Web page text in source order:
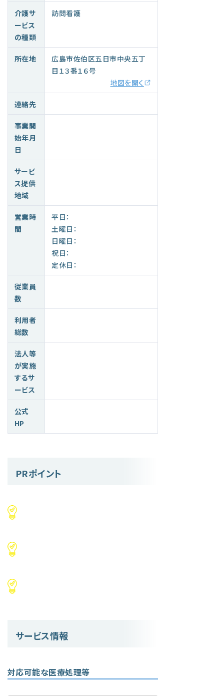
介護サ
ービス
の種類
訪問看護
所在地
広島市佐伯区五日市中央五丁
目１３番１６号
地図を開く
連絡先
事業開
始年月
日
サービ
ス提供
地域
営業時
間
平日：
土曜日：
日曜日：
祝日：
定休日：
従業員
数
利用者
総数
法人等
が実施
するサ
ービス
公式
HP
PRポイント
サービス情報
対応可能な医療処理等